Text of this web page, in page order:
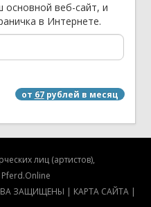
веб-сайт, и
в Интернете.
от 67рублей в месяц
лиц (артистов),
Pferd.Online
ЗАЩИЩЕНЫ | КАРТА САЙТА|